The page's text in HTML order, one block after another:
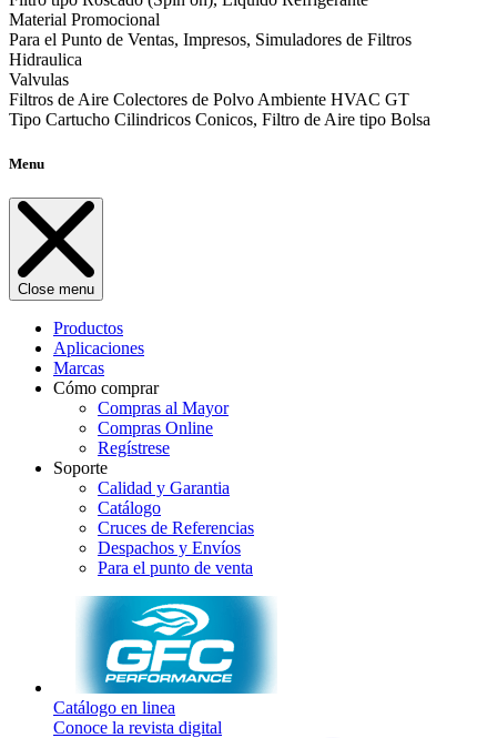
Material Promocional
Para el Punto de Ventas, Impresos, Simuladores de Filtros
Hidraulica
Valvulas
Filtros de Aire Colectores de Polvo Ambiente HVAC GT
Tipo Cartucho Cilindricos Conicos, Filtro de Aire tipo Bolsa
Menu
Close menu
Productos
Aplicaciones
Marcas
Cómo comprar
Compras al Mayor
Compras Online
Regístrese
Soporte
Calidad y Garantia
Catálogo
Cruces de Referencias
Despachos y Envíos
Para el punto de venta
Catálogo en linea
Conoce la revista digital